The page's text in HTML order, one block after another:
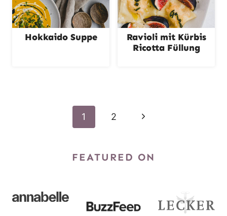
Hokkaido Suppe
Ravioli mit Kürbis
Ricotta Füllung
1 2
N
c
FEATURED ON